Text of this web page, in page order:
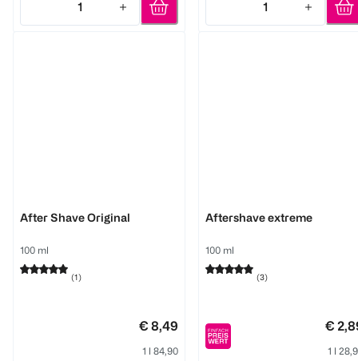
1
Quantity: 1
1
Quantity: 1
After Shave Original
100 ml
(1)
€ 8,49
1 l 84,90
Aftershave extreme
100 ml
(3)
€
1 l